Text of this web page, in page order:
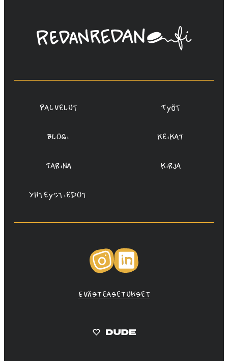
Linda
Saukko-
Oy
Palvelut Työt
Blogi Keikat
Tarina Kirja
Yhteystiedot
Instagram
Evästeasetukset